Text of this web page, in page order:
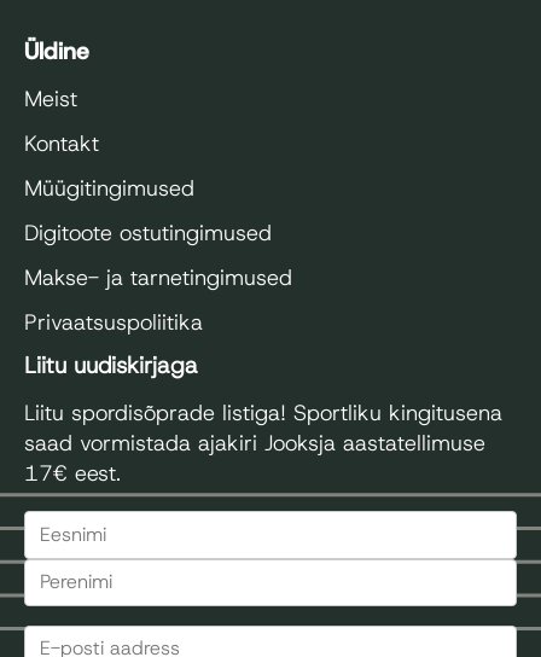
Üldine
Meist
Kontakt
Müügitingimused
Digitoote ostutingimused
Makse- ja tarnetingimused
Privaatsuspoliitika
Liitu uudiskirjaga
Liitu spordisõprade listiga! Sportliku kingitusena
saad vormistada ajakiri Jooksja aastatellimuse
17€ eest.